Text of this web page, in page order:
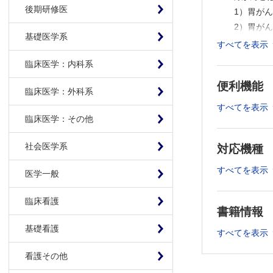
後期研修医
基礎医学系
臨床医学：内科系
臨床医学：外科系
臨床医学：その他
社会医学系
医学一般
臨床看護
基礎看護
看護その他
1）胃が
2）胃がん
3）胃がん
4 胃がんの
1） 浸潤
4） 胃がん
5） 再発
6 胃がんの
7 胃がんの
2） 手術療
3） 薬物
すべてを表示
便利機能
すべてを表示
対応機種
すべてを表示
書籍情報
すべてを表示